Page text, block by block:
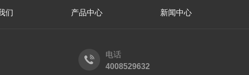
们 产品中心 新闻中心
电话
4008529632